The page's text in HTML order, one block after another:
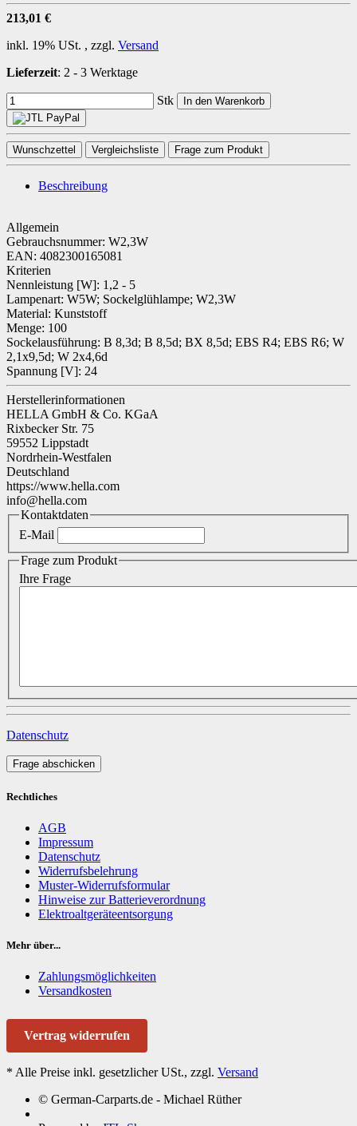
213,01 €
inkl. 19% USt. , zzgl. Versand
Lieferzeit: 2 - 3 Werktage
Stk In den Warenkorb
Wunschzettel Vergleichsliste Frage zum Produkt
Beschreibung
Allgemein
Gebrauchsnummer: W2,3W
EAN: 4082300165081
Kriterien
Nennleistung [W]: 1,2 - 5
Lampenart: W5W; Sockelglühlampe; W2,3W
Material: Kunststoff
Menge: 100
Sockelausführung: B 8,3d; B 8,5d; BX 8,5d; EBS R4; EBS R6; W
2,1x9,5d; W 2x4,6d
Spannung [V]: 24
Herstellerinformationen
HELLA GmbH & Co. KGaA
Rixbecker Str. 75
59552 Lippstadt
Nordrhein-Westfalen
Deutschland
https://www.hella.com
info@hella.com
Kontaktdaten
E-Mail
Frage zum Produkt
Ihre Frage
Datenschutz
Frage abschicken
Rechtliches
AGB
Impressum
Datenschutz
Widerrufsbelehrung
Muster-Widerrufsformular
Hinweise zur Batterieverordnung
Elektroaltgeräteentsorgung
Mehr über...
Zahlungsmöglichkeiten
Versandkosten
Vertrag widerrufen
* Alle Preise inkl. gesetzlicher USt., zzgl. Versand
© German-Carparts.de - Michael Rüther